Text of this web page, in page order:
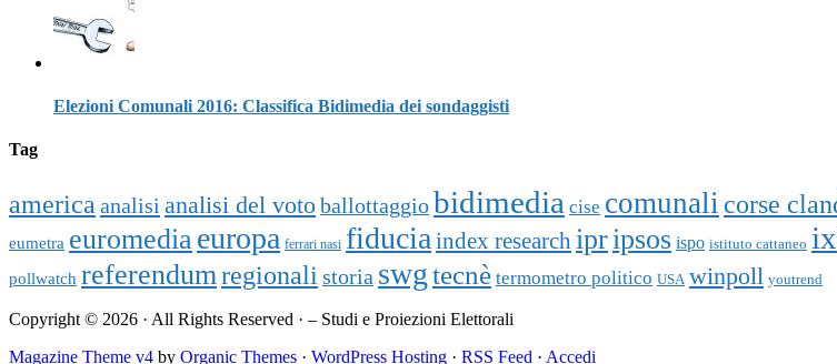
Elezioni Comunali 2016: Classifica Bidimedia dei sondaggisti
Tag
america analisi analisi del votoballottaggiobidimedia cise comunali corse
eumetra euromedia europa ferrari nasi fiducia index research ipripsos ispo istituto cattaneo
pollwatch referendumregionali storia swgtecnè termometro politico USA winpoll youtrend
Copyright © 2026 · All Rights Reserved · – Studi e Proiezioni Elettorali
Magazine Theme v4 by Organic Themes · WordPress Hosting · RSS Feed · Accedi